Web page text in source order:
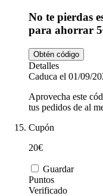
No te pierdas
para ahorrar
Obtén código
Detalles
Caduca el 01/09/
Aprovecha este
tus pedidos de al
Cupón
20€
Guardar
Puntos
Verificado